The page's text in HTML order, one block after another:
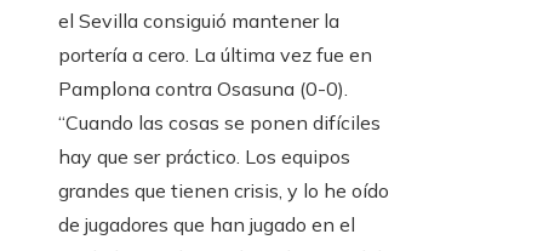
el Sevilla consiguió mantener la
portería a cero. La última vez fue en
Pamplona contra Osasuna (0-0).
“Cuando las cosas se ponen difíciles
hay que ser práctico. Los equipos
grandes que tienen crisis, y lo he oído
de jugadores que han jugado en el